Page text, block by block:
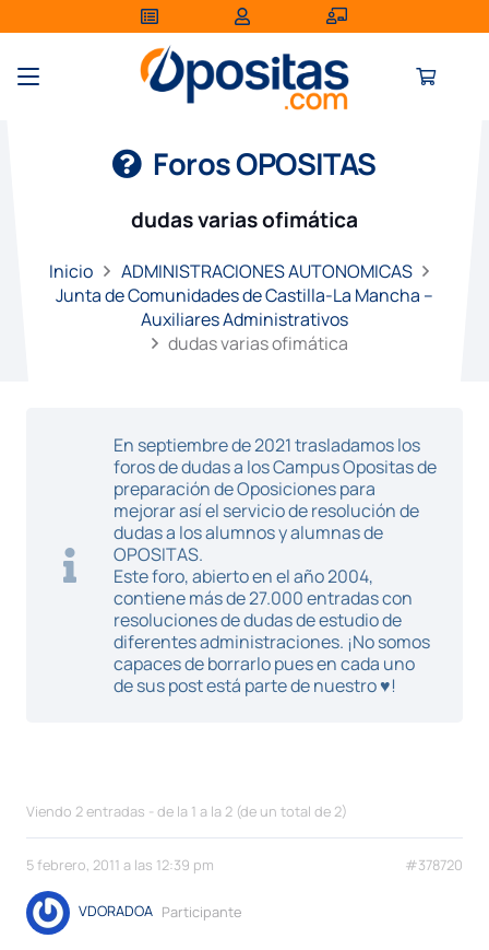
Foros OPOSITAS
dudas varias ofimática
Inicio
ADMINISTRACIONES AUTONOMICAS
Junta de Comunidades de Castilla-La Mancha –
Auxiliares Administrativos
dudas varias ofimática
En septiembre de 2021 trasladamos los
foros de dudas a los Campus Opositas de
preparación de Oposiciones para
mejorar así el servicio de resolución de
dudas a los alumnos y alumnas de
OPOSITAS.
Este foro, abierto en el año 2004,
contiene más de 27.000 entradas con
resoluciones de dudas de estudio de
diferentes administraciones. ¡No somos
capaces de borrarlo pues en cada uno
de sus post está parte de nuestro ♥!
Viendo 2 entradas - de la 1 a la 2 (de un total de 2)
5 febrero, 2011 a las 12:39 pm #378720
VDORADOA Participante